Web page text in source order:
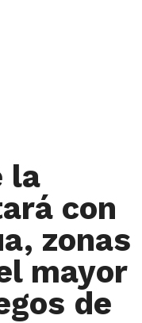
la
con
zonas
mayor
de